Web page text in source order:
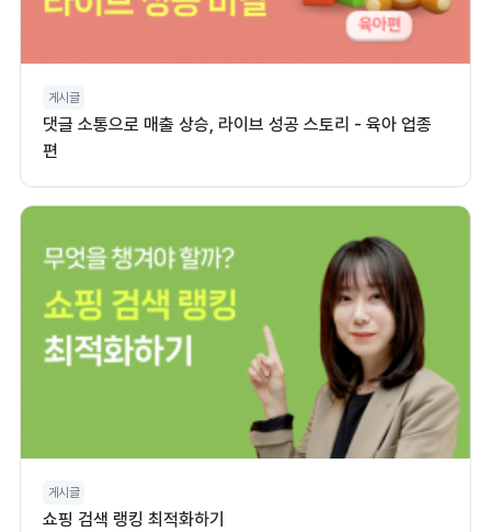
게시글
댓글 소통으로 매출 상승, 라이브 성공 스토리 - 육아 업종
편
게시글
쇼핑 검색 랭킹 최적화하기